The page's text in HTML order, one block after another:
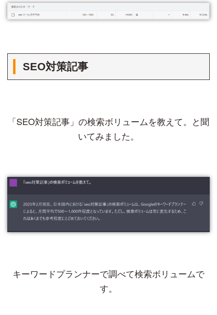
SEO対策記事
「SEO対策記事」の検索ボリュームを教えて。と聞
いてみました。
キーワードプランナーで調べて検索ボリュームで
す。